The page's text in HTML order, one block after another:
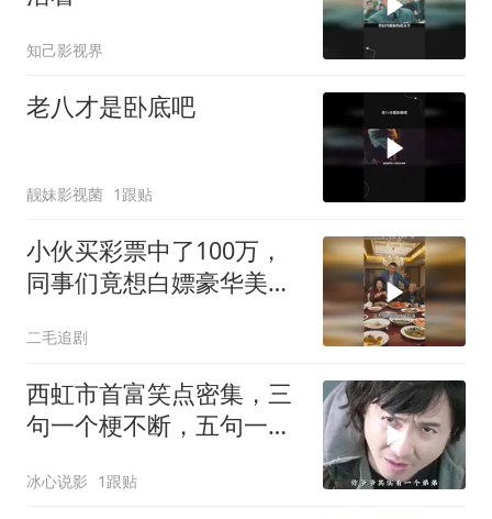
知己影视界
老八才是卧底吧
靓妹影视菌 1跟贴
小伙买彩票中了100万，
同事们竟想白嫖豪华美
二毛追剧
西虹市首富笑点密集，三
句一个梗不断，五句一个
冰心说影 1跟贴